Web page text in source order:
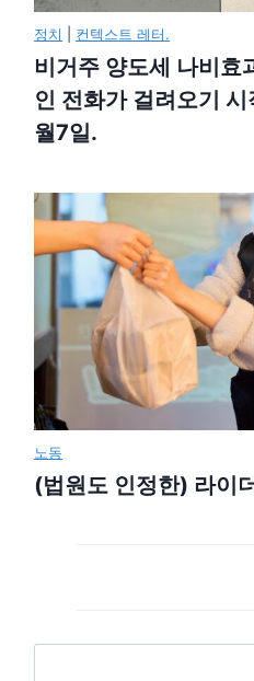
정치 컨텍스트 레터.
비거주 양도세 나비효
인 전화가 걸려오기
월7일.
노동
(법원도 인정한) 라이